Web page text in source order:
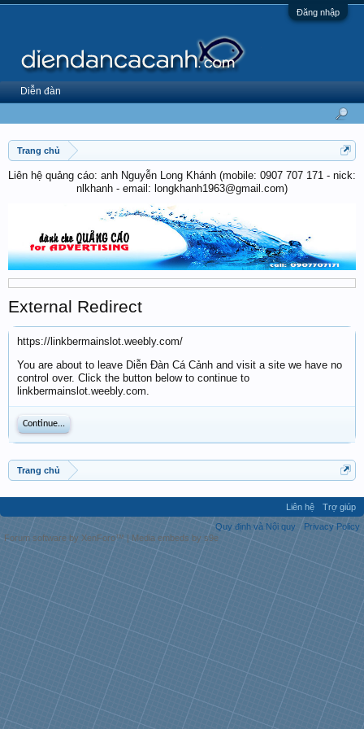
Đăng nhập
Trang chủ
Liên hệ quảng cáo: anh Nguyễn Long Khánh (mobile: 0907 707 171 - nick:
nlkhanh - email: longkhanh1963@gmail.com)
External Redirect
https://linkbermainslot.weebly.com/
You are about to leave Diễn Đàn Cá Cảnh and visit a site we have no
control over. Click the button below to continue to
linkbermainslot.weebly.com.
Continue...
Trang chủ
Diễn đàn
Liên hệ
Trợ giúp
Quy định và Nội quy
Privacy Policy
Forum software by XenForo™ | Media embeds by s9e